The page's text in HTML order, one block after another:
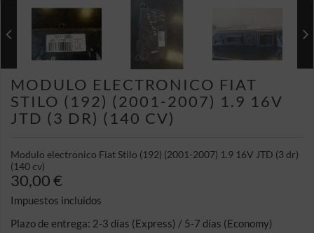
MODULO ELECTRONICO FIAT
STILO (192) (2001-2007) 1.9 16V
JTD (3 DR) (140 CV)
Modulo electronico Fiat Stilo (192) (2001-2007) 1.9 16V JTD (3 dr)
(140 cv)
30,00 €
Impuestos incluidos
Plazo de entrega: 2-3 días (Express) / 5-7 días (Economy)